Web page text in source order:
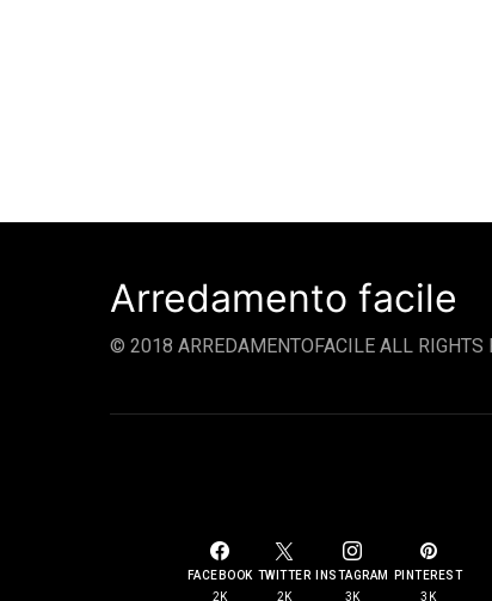
Arredamento facile
© 2018 ARREDAMENTOFACILE ALL RIGHTS
FACEBOOK
2K
TWITTER
2K
INSTAGRAM
3K
PINTEREST
3K